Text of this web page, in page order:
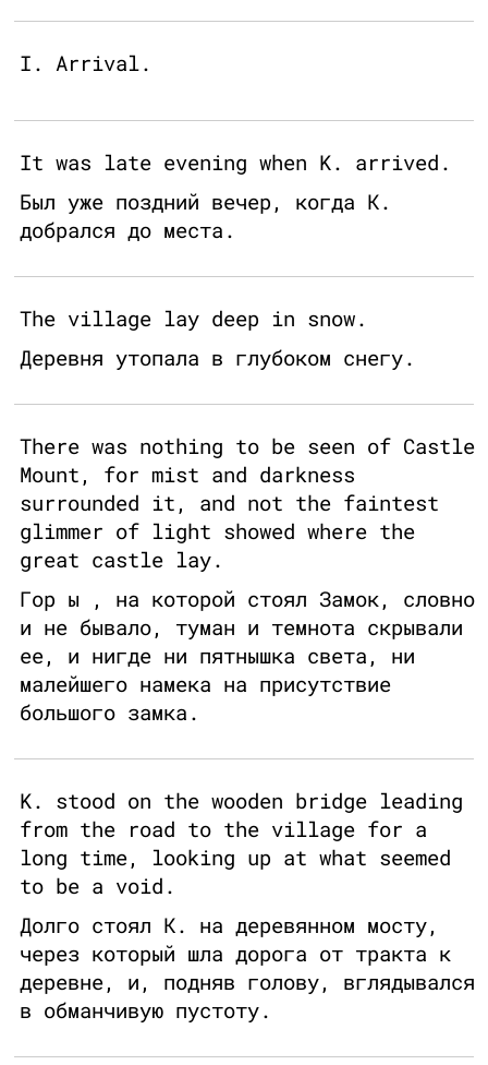
I. Arrival.
It was late evening when K. arrived.
Был уже поздний вечер, когда К.
добрался до места.
The village lay deep in snow.
Деревня утопала в глубоком снегу.
There was nothing to be seen of Castle
Mount, for mist and darkness
surrounded it, and not the faintest
glimmer of light showed where the
great castle lay.
Гор ы , на которой стоял Замок, словно
и не бывало, туман и темнота скрывали
ее, и нигде ни пятнышка света, ни
малейшего намека на присутствие
большого замка.
K. stood on the wooden bridge leading
from the road to the village for a
long time, looking up at what seemed
to be a void.
Долго стоял К. на деревянном мосту,
через который шла дорога от тракта к
деревне, и, подняв голову, вглядывался
в обманчивую пустоту.